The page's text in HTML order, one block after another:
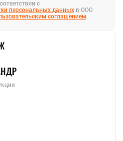
с
персональных данных в ООО
соглашением.